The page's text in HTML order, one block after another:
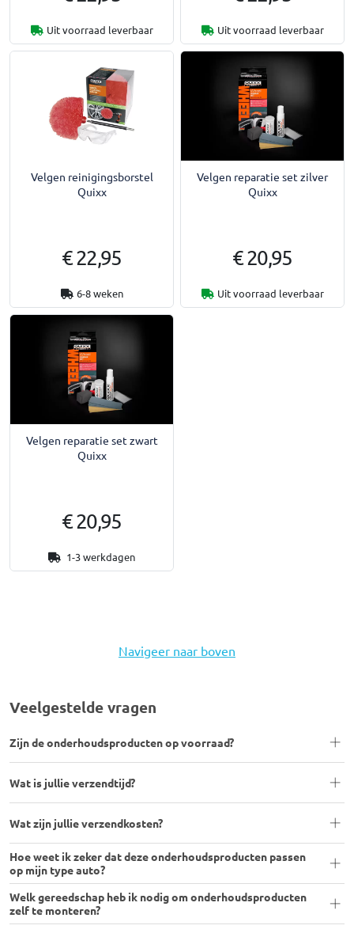
Uit voorraad leverbaar Uit voorraad leverbaar
Velgen reinigingsborstel
Quixx
€ 22,95
6-8 weken
Velgen reparatie set zilver
Quixx
€ 20,95
Uit voorraad leverbaar
Velgen reparatie set zwart
Quixx
€ 20,95
1-3 werkdagen
Navigeer naar boven
Veelgestelde vragen
Zijn de onderhoudsproducten op voorraad?
Wat is jullie verzendtijd?
Wat zijn jullie verzendkosten?
Hoe weet ik zeker dat deze onderhoudsproducten passen
op mijn type auto?
Welk gereedschap heb ik nodig om onderhoudsproducten
zelf te monteren?